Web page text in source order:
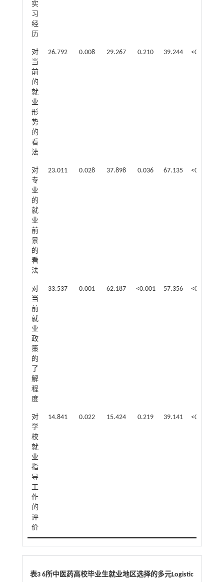
实
习
经
历
对
当
前
的
就
业
形
势
的
看
法
26.792 0.008 29.267 0.210 39.244 <0.001
对
专
业
的
就
业
前
景
的
看
法
23.011 0.028 37.898 0.036 67.135 <0.001
对
当
前
就
业
政
策
的
了
解
程
度
33.537 0.001 62.187 <0.001 57.356 <0.001
对
学
校
就
业
指
导
工
作
的
评
价
14.841 0.022 15.424 0.219 39.141 <0.001
表3 6所中医药高校毕业生就业地区选择的多元Logistic